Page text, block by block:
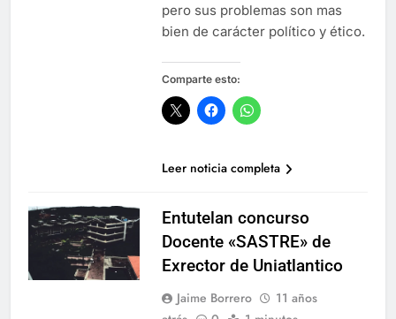
📘 Rectoría en juego – Entrega II De la
política al campus: el salto vacío de
Cuando la lealtad se pone a prueba:
Pacto por la Excelencia: la Universidad
del Atlántico necesita continuidad
12 Meses Atrás
pero sus problemas son mas
bien de carácter político y ético.
Comparte esto:
Leer noticia completa
Entutelan concurso
Docente «SASTRE» de
Exrector de Uniatlantico
Jaime Borrero
11 años